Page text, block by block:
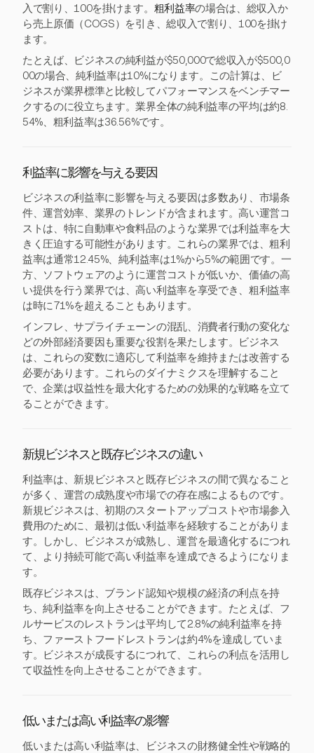
入で割り、100を掛けます。 粗利益率の場合は、総収入か
ら売上原価（COGS）を引き、総収入で割り、100を掛け
ます。
たとえば、ビジネスの純利益が$50,000で総収入が$500,0
00の場合、純利益率は10%になります。この計算は、ビ
ジネスが業界標準と比較してパフォーマンスをベンチマー
クするのに役立ちます。業界全体の純利益率の平均は約8.
54%、粗利益率は36.56%です。
利益率に影響を与える要因
ビジネスの利益率に影響を与える要因は多数あり、市場条
件、運営効率、業界のトレンドが含まれます。高い運営コ
ストは、特に自動車や食料品のような業界では利益率を大
きく圧迫する可能性があります。これらの業界では、粗利
益率は通常12.45%、純利益率は1%から5%の範囲です。一
方、ソフトウェアのように運営コストが低いか、価値の高
い提供を行う業界では、高い利益率を享受でき、粗利益率
は時に71%を超えることもあります。
インフレ、サプライチェーンの混乱、消費者行動の変化な
どの外部経済要因も重要な役割を果たします。ビジネス
は、これらの変数に適応して利益率を維持または改善する
必要があります。これらのダイナミクスを理解すること
で、企業は収益性を最大化するための効果的な戦略を立て
ることができます。
新規ビジネスと既存ビジネスの違い
利益率は、新規ビジネスと既存ビジネスの間で異なること
が多く、運営の成熟度や市場での存在感によるものです。
新規ビジネスは、初期のスタートアップコストや市場参入
費用のために、最初は低い利益率を経験することがありま
す。しかし、ビジネスが成熟し、運営を最適化するにつれ
て、より持続可能で高い利益率を達成できるようになりま
す。
既存ビジネスは、ブランド認知や規模の経済の利点を持
ち、純利益率を向上させることができます。たとえば、フ
ルサービスのレストランは平均して2.8%の純利益率を持
ち、ファーストフードレストランは約4%を達成していま
す。ビジネスが成長するにつれて、これらの利点を活用し
て収益性を向上させることができます。
低いまたは高い利益率の影響
低いまたは高い利益率は、ビジネスの財務健全性や戦略的